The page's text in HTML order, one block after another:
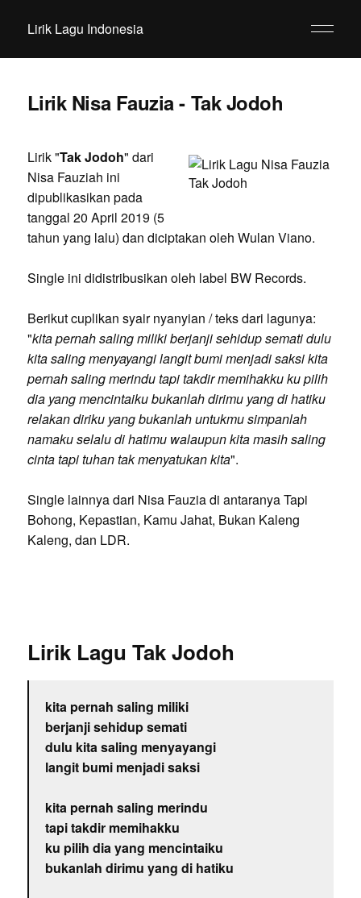
Lirik Lagu Indonesia
Lirik Nisa Fauzia - Tak Jodoh
Lirik "Tak Jodoh" dari
Nisa Fauziah ini
dipublikasikan pada
tanggal 20 April 2019 (5
tahun yang lalu) dan diciptakan oleh Wulan Viano.
Single ini didistribusikan oleh label BW Records.
Berikut cuplikan syair nyanyian / teks dari lagunya:
"kita pernah saling miliki berjanji sehidup semati dulu
kita saling menyayangi langit bumi menjadi saksi kita
pernah saling merindu tapi takdir memihakku ku pilih
dia yang mencintaiku bukanlah dirimu yang di hatiku
relakan diriku yang bukanlah untukmu simpanlah
namaku selalu di hatimu walaupun kita masih saling
cinta tapi tuhan tak menyatukan kita".
Single lainnya dari Nisa Fauzia di antaranya Tapi
Bohong, Kepastian, Kamu Jahat, Bukan Kaleng
Kaleng, dan LDR.
Lirik Lagu Tak Jodoh
kita pernah saling miliki
berjanji sehidup semati
dulu kita saling menyayangi
langit bumi menjadi saksi
kita pernah saling merindu
tapi takdir memihakku
ku pilih dia yang mencintaiku
bukanlah dirimu yang di hatiku